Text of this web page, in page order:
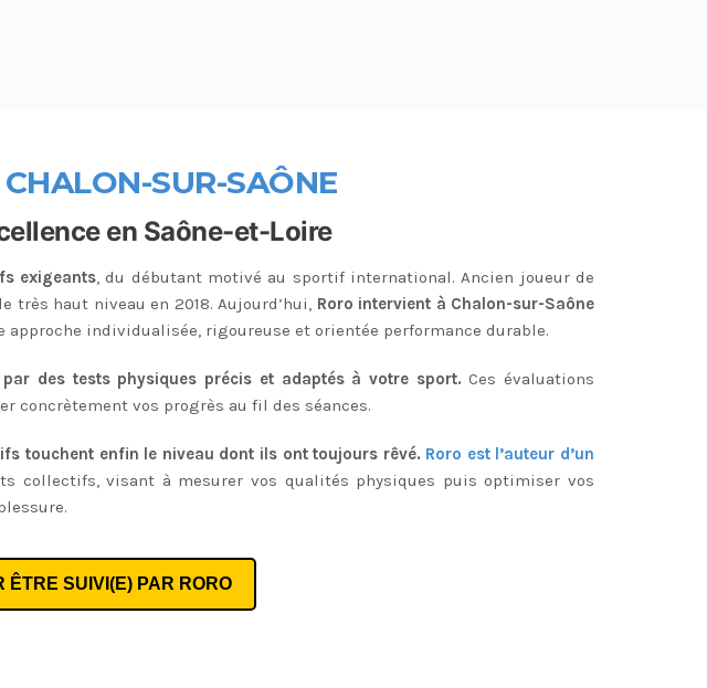
SUR-SAÔNE
en Saône-et-Loire
exigeants, du débutant motivé au sportif international. Ancien joueur de
très haut niveau en 2018. Aujourd’hui, Roro intervient à Chalon-sur-Saône
individualisée, rigoureuse et orientée performance durable.
par des tests physiques précis et adaptés à votre sport. Ces évaluations
concrètement vos progrès au fil des séances.
touchent enfin le niveau dont ils ont toujours rêvé. Roro est l’auteur d’un
collectifs, visant à mesurer vos qualités physiques puis optimiser vos
ÊTRE SUIVI(E) PAR RORO